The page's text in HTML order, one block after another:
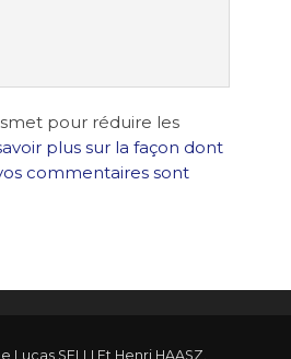
pour réduire les
plus sur la façon dont
commentaires sont
Lucas SELLI Et Henri HAASZ.